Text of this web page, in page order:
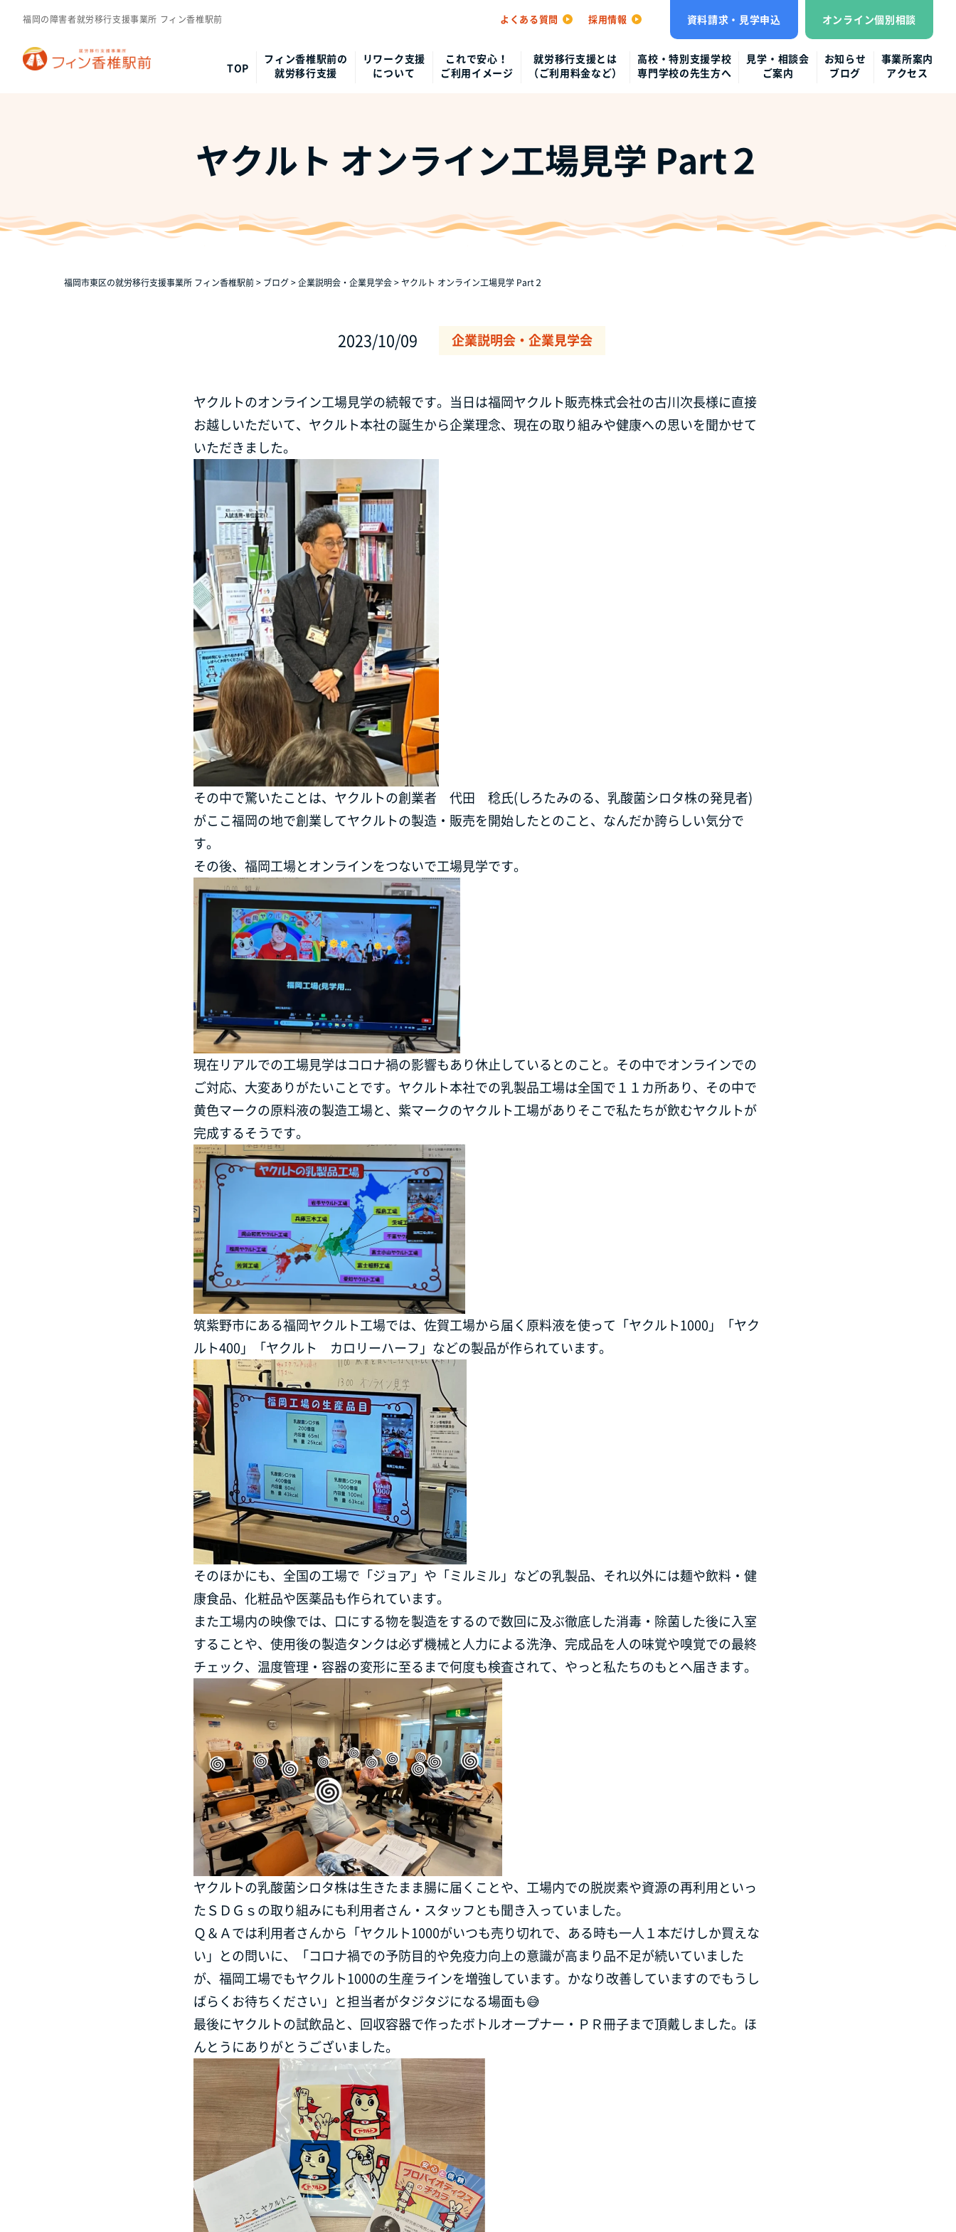
福岡の障害者就労移行支援事業所 フィン香椎駅前 よくある質問 採用情報 資料請求・見学申込 オンライン個別相談
TOP
フィン香椎駅前の
就労移行支援
リワーク支援
について
これで安心！
ご利用イメージ
就労移行支援とは
（ご利用料金など）
高校・特別支援学校
専門学校の先生方へ
見学・相談会
ご案内
お知らせ
ブログ
事業所案内
アクセス
ヤクルト オンライン工場見学 Part２
福岡市東区の就労移行支援事業所 フィン香椎駅前> ブログ>企業説明会・企業見学会>ヤクルト オンライン工場見学 Part２
2023/10/09 企業説明会・企業見学会
ヤクルトのオンライン工場見学の続報です。当日は福岡ヤクルト販売株式会社の古川次長様に直接
お越しいただいて、ヤクルト本社の誕生から企業理念、現在の取り組みや健康への思いを聞かせて
いただきました。
その中で驚いたことは、ヤクルトの創業者 代田 稔氏(しろたみのる、乳酸菌シロタ株の発見者)
がここ福岡の地で創業してヤクルトの製造・販売を開始したとのこと、なんだか誇らしい気分で
す。
その後、福岡工場とオンラインをつないで工場見学です。
現在リアルでの工場見学はコロナ禍の影響もあり休止しているとのこと。その中でオンラインでの
ご対応、大変ありがたいことです。ヤクルト本社での乳製品工場は全国で１１カ所あり、その中で
黄色マークの原料液の製造工場と、紫マークのヤクルト工場がありそこで私たちが飲むヤクルトが
完成するそうです。
筑紫野市にある福岡ヤクルト工場では、佐賀工場から届く原料液を使って「ヤクルト1000」「ヤク
ルト400」「ヤクルト カロリーハーフ」などの製品が作られています。
そのほかにも、全国の工場で「ジョア」や「ミルミル」などの乳製品、それ以外には麺や飲料・健
康食品、化粧品や医薬品も作られています。
また工場内の映像では、口にする物を製造をするので数回に及ぶ徹底した消毒・除菌した後に入室
することや、使用後の製造タンクは必ず機械と人力による洗浄、完成品を人の味覚や嗅覚での最終
チェック、温度管理・容器の変形に至るまで何度も検査されて、やっと私たちのもとへ届きます。
ヤクルトの乳酸菌シロタ株は生きたまま腸に届くことや、工場内での脱炭素や資源の再利用といっ
たＳＤＧｓの取り組みにも利用者さん・スタッフとも聞き入っていました。
Ｑ＆Ａでは利用者さんから「ヤクルト1000がいつも売り切れで、ある時も一人１本だけしか買えな
い」との問いに、「コロナ禍での予防目的や免疫力向上の意識が高まり品不足が続いていました
が、福岡工場でもヤクルト1000の生産ラインを増強しています。かなり改善していますのでもうし
ばらくお待ちください」と担当者がタジタジになる場面も😅
最後にヤクルトの試飲品と、回収容器で作ったボトルオープナー・ＰＲ冊子まで頂戴しました。ほ
んとうにありがとうございました。